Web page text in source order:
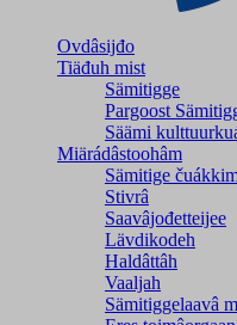
Ovdâsijđo
Tiäđuh mist
Sämitigge
Pargoost
Säämi
Miärádâstoohâm
Sämitige
Stivrâ
Saavâjođetteijee
Lävdikodeh
Haldâttâh
Vaaljah
Sämitiggelaavâ